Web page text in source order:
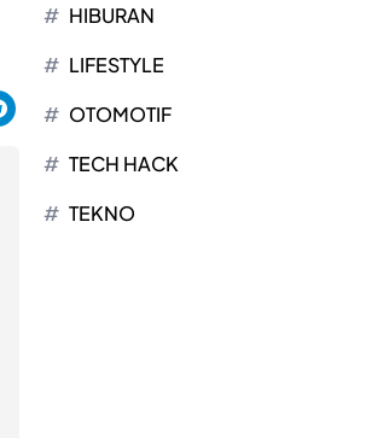
HIBURAN
LIFESTYLE
OTOMOTIF
TECH HACK
TEKNO